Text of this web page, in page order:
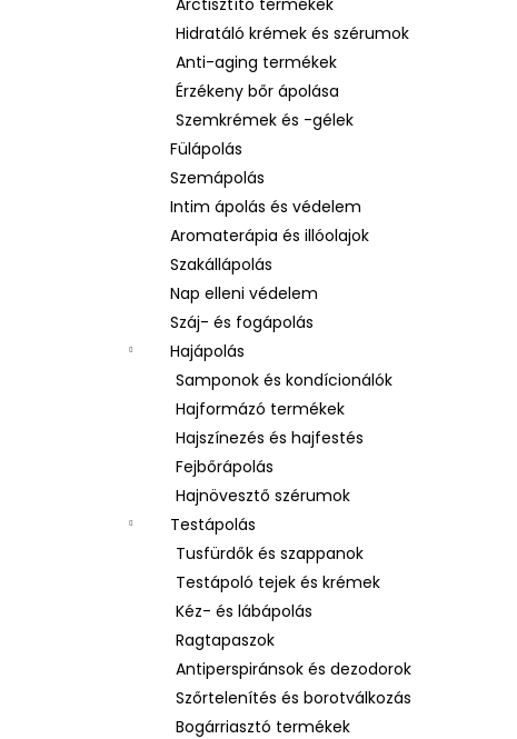
Hidratáló krémek és szérumok
Anti-aging termékek
Érzékeny bőr ápolása
Szemkrémek és -gélek
Fülápolás
Szemápolás
Intim ápolás és védelem
Aromaterápia és illóolajok
Szakállápolás
Nap elleni védelem
Száj- és fogápolás
Hajápolás
Samponok és kondícionálók
Hajformázó termékek
Hajszínezés és hajfestés
Fejbőrápolás
Hajnövesztő szérumok
Testápolás
Tusfürdők és szappanok
Testápoló tejek és krémek
Kéz- és lábápolás
Ragtapaszok
Antiperspiránsok és dezodorok
Szőrtelenítés és borotválkozás
Bogárriasztó termékek